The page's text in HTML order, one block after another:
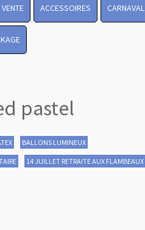
ACCESSOIRES CARNAVAL
pastel
BALLONS LUMINEUX
14 JUILLET RETRAITE AUX FLAMBEAUX